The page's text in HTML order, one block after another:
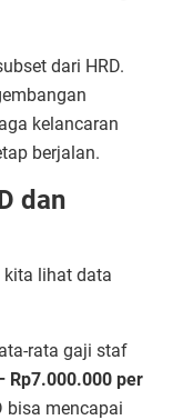
dari HRD.
kelancaran
berjalan.
dan
kita lihat data
rata gaji staf
Rp7.000.000 per
bisa mencapai